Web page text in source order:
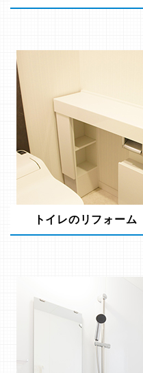
トイレのリフォーム